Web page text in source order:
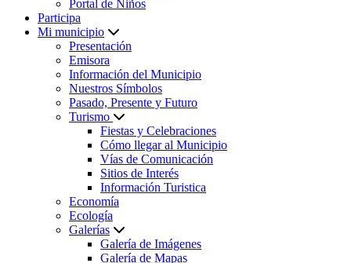
Portal de Niños
Participa
Mi municipio
Presentación
Emisora
Información del Municipio
Nuestros Símbolos
Pasado, Presente y Futuro
Turismo
Fiestas y Celebraciones
Cómo llegar al Municipio
Vías de Comunicación
Sitios de Interés
Información Turistica
Economía
Ecología
Galerías
Galería de Imágenes
Galería de Mapas